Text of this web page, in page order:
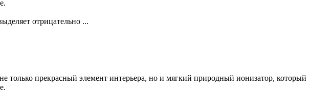
отрицательно ...
только прекрасный элемент интерьера, но и мягкий природный ионизатор, который